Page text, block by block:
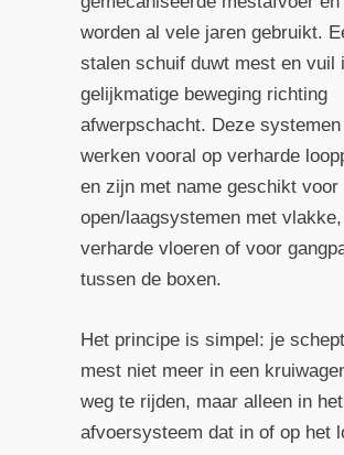
worden al vele jaren gebruikt.
stalen schuif duwt mest en vuil
gelijkmatige beweging richting
afwerpschacht. Deze systemen
werken vooral op verharde
en zijn met name geschikt voor
open/laagsystemen met vlakke,
verharde vloeren of voor
tussen de boxen.
Het principe is simpel: je
mest niet meer in een
weg te rijden, maar alleen in het
afvoersysteem dat in of op het